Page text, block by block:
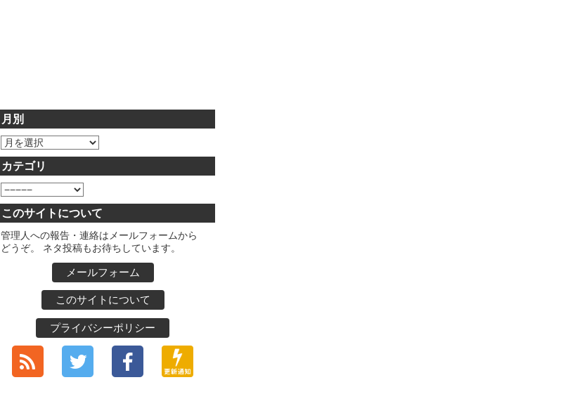
月別
カテゴリ
このサイトについて
管理人への報告・連絡はメールフォームから
どうぞ。 ネタ投稿もお待ちしています。
メールフォーム
このサイトについて
プライバシーポリシー